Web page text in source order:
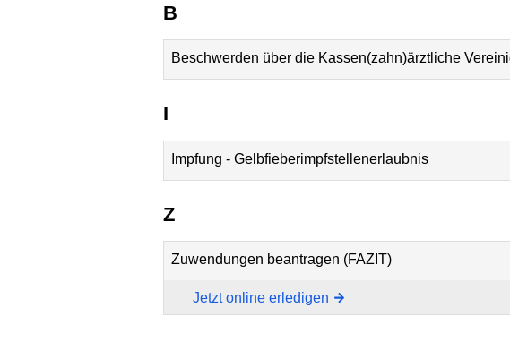
B
Beschwerden über die Kassen(zahn)ärztliche
I
Impfung - Gelbfieberimpfstellenerlaubnis
Z
Zuwendungen beantragen (FAZIT)
Jetzt online erledigen